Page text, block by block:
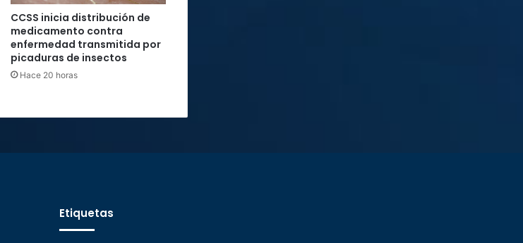
CCSS inicia distribución de
medicamento contra
enfermedad transmitida por
picaduras de insectos
Hace 20 horas
Etiquetas